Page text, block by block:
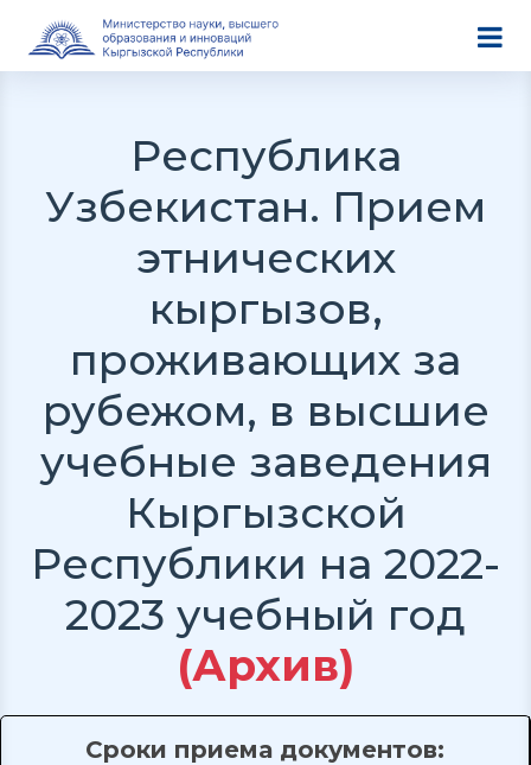
Республика
Узбекистан. Прием
этнических
кыргызов,
проживающих за
рубежом, в высшие
учебные заведения
Кыргызской
Республики на 2022-
2023 учебный год
(Архив)
Сроки приема документов: